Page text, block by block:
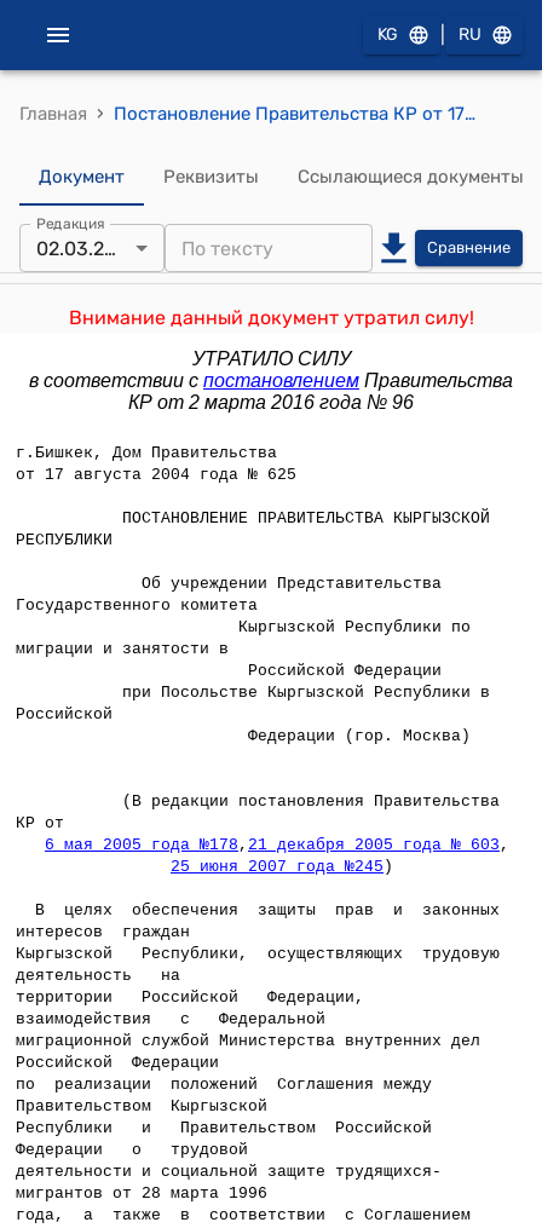
KG RU
Главная › Постановление Правительства КР от 17 августа 2004 года N 625 "Об учреждении Представительства Департамента миграционной службы при Министерстве иностранных дел Кыргызской Республики в Российской Федерации при Посольстве Кыргызской Республики в Российской Федерации (гор. Москва)"
Документ Реквизиты Ссылающиеся документы
Редакция
02.03.2016 Сравнение
Внимание данный документ утратил силу!